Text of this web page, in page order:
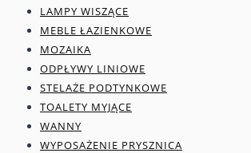
LAMPY WISZĄCE
MEBLE ŁAZIENKOWE
MOZAIKA
ODPŁYWY LINIOWE
STELAŻE PODTYNKOWE
TOALETY MYJĄCE
WANNY
WYPOSAŻENIE PRYSZNICA